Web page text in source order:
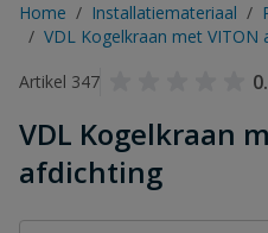
Home / Installatiemateriaal /
/ VDL Kogelkraan met VITON
Artikel 347
VDL Kogelkraan
afdichting